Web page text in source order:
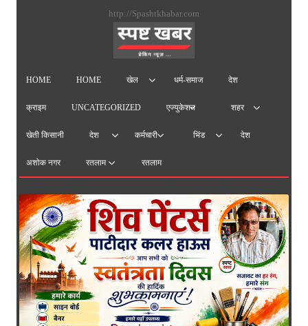
http://Spashtkhabar.com
HOME HOME खेल धर्म-समाज देश
क्राइम UNCATEGORIZED एज्युकेशन शहर
खेती किसानी देश कर्मचारी भिंड देश
अशोक नगर रतलाम रतलाम